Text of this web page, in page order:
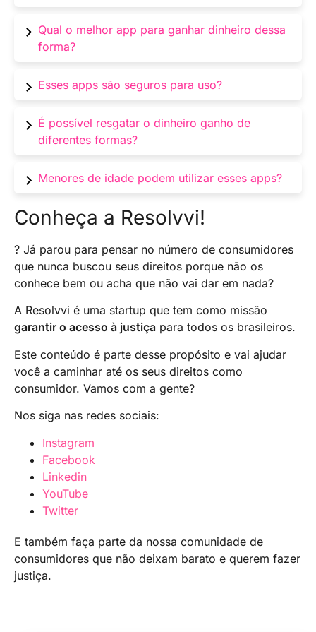
Sim, existem aplicativos confiáveis que
recompensam os usuários por assistir vídeos
Qual o melhor app para ganhar dinheiro dessa
forma?
Diversos apps são ótimas opções.
Analisaremos os melhores neste artigo, tais
Esses apps são seguros para uso?
Sim, desde que você escolha aplicativos
confiáveis e respeite suas políticas de uso.
É possível resgatar o dinheiro ganho de
diferentes formas?
Sim, muitos apps oferecem opções como
PayPal, cartões-presente e mais
Menores de idade podem utilizar esses apps?
Alguns aplicativos têm restrições de idade.
Verifique as políticas antes de usar.
Conheça a Resolvvi!
? Já parou para pensar no número de consumidores
que nunca buscou seus direitos porque não os
conhece bem ou acha que não vai dar em nada?
A Resolvvi é uma startup que tem como missão
garantir o acesso à justiça para todos os brasileiros.
Este conteúdo é parte desse propósito e vai ajudar
você a caminhar até os seus direitos como
consumidor. Vamos com a gente?
Nos siga nas redes sociais:
Instagram
Facebook
Linkedin
YouTube
Twitter
E também faça parte da nossa comunidade de
consumidores que não deixam barato e querem fazer
justiça.